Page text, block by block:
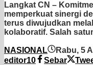
Langkat CN –
memperkuat sinergi
terus diwujudkan
kolaboratif. Salah
NASIONAL Rabu, 5
editor10
Sebar